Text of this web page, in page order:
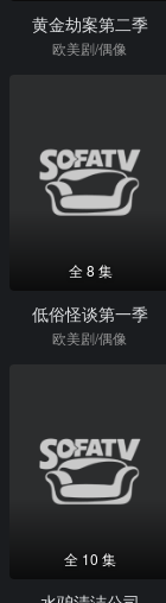
黄金劫案第二季
欧美剧/偶像
全 8 集
低俗怪谈第一季
欧美剧/偶像
全 10 集